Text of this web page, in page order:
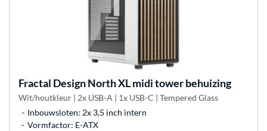
Fractal DesignNorth XL midi tower behuizing
Wit/houtkleur | 2x USB-A | 1x USB-C | Tempered Glass
Inbouwsloten: 2x 3,5 inch intern
Vormfactor: E-ATX